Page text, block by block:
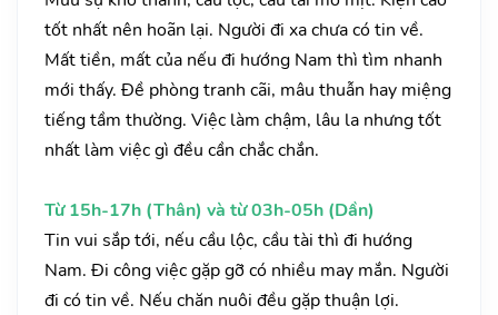
tốt nhất nên hoãn lại. Người đi xa chưa có tin về.
Mất tiền, mất của nếu đi hướng Nam thì tìm nhanh
mới thấy. Đề phòng tranh cãi, mâu thuẫn hay miệng
tiếng tầm thường. Việc làm chậm, lâu la nhưng tốt
nhất làm việc gì đều cần chắc chắn.
Từ 15h-17h (Thân) và từ 03h-05h (Dần)
Tin vui sắp tới, nếu cầu lộc, cầu tài thì đi hướng
Nam. Đi công việc gặp gỡ có nhiều may mắn. Người
đi có tin về. Nếu chăn nuôi đều gặp thuận lợi.